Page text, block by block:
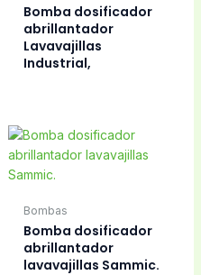
Bomba dosificador
abrillantador
Lavavajillas
Industrial,
Bombas
Bomba dosificador
abrillantador
lavavajillas Sammic.